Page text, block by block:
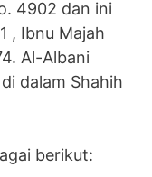
4902 dan ini
, Ibnu Majah
Al-Albani
dalam Shahih
berikut: